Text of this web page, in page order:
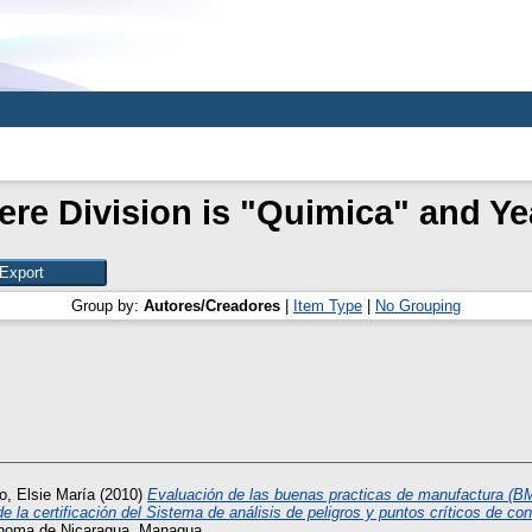
Division is "Quimica" and
Group by: Autores/Creadores Item Type No Grouping
Elsie María(2010) Evaluación de las buenas practicas de manufactura
la certificación del Sistema de análisis de peligros y puntos críticos de